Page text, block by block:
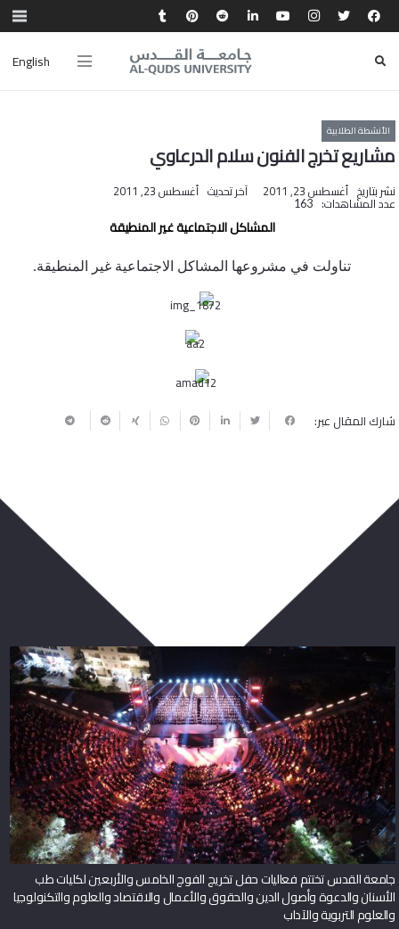
English
الأنشطة الطلابية
مشاريع تخرج الفنون سلام الدرعاوي
نشر بتاريخ أغسطس 23, 2011 آخر تحديث أغسطس 23, 2011
عدد المشاهدات: 163
المشاكل الاجتماعية غير المنطيقة
تناولت في مشروعها المشاكل الاجتماعية غير المنطيقة.
شارك المقال عبر:
جامعة القدس تختتم فعاليات حفل تخريج الفوج الخامس والأربعين لكليات طب
الأسنان والدعوة وأصول الدين والحقوق والأعمال والاقتصاد والعلوم والتكنولوجيا
والعلوم التربوية والآداب